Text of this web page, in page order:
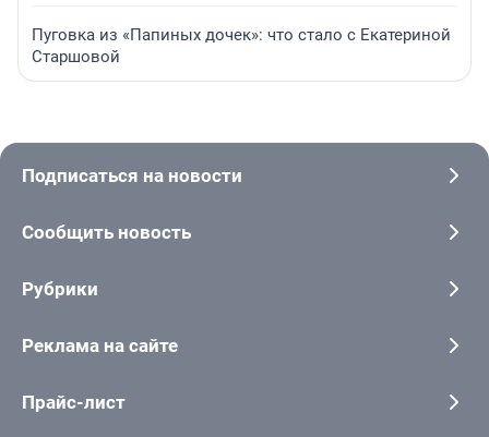
Пуговка из «Папиных дочек»: что стало с Екатериной
Старшовой
Подписаться на новости
Сообщить новость
Рубрики
Реклама на сайте
Прайс-лист